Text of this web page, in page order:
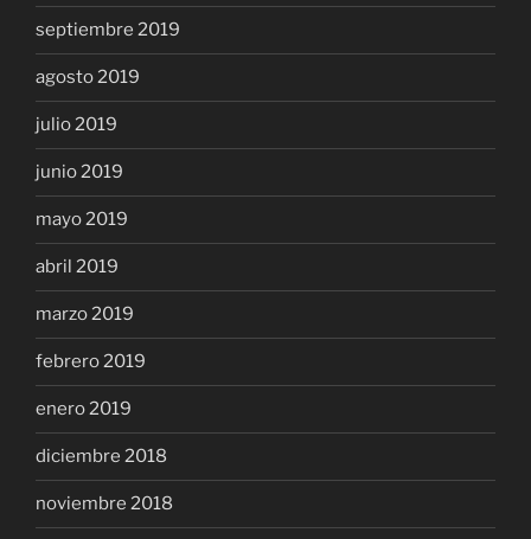
septiembre 2019
agosto 2019
julio 2019
junio 2019
mayo 2019
abril 2019
marzo 2019
febrero 2019
enero 2019
diciembre 2018
noviembre 2018